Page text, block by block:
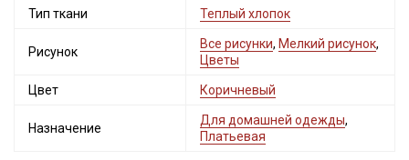
Тип ткани Теплый хлопок
Рисунок
Все рисунки, Мелкий рисунок,
Цветы
Цвет Коричневый
Назначение
Для домашней одежды,
Платьевая